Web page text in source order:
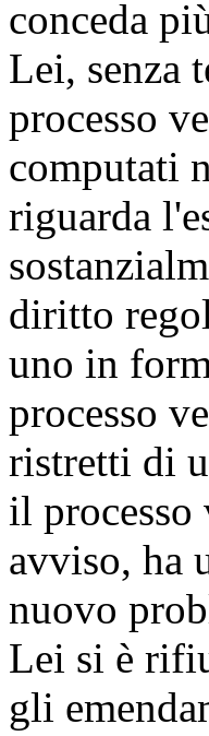
conceda
Lei, senza
processo
computati
riguarda
diritto
uno in
processo
ristretti di
il processo
avviso, ha
nuovo
Lei si è
gli